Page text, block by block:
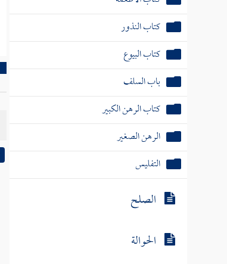
كتاب النذور
كتاب البيوع
باب السلف
كتاب الرهن الكبير
الرهن الصغير
التفليس
الصلح
الحوالة